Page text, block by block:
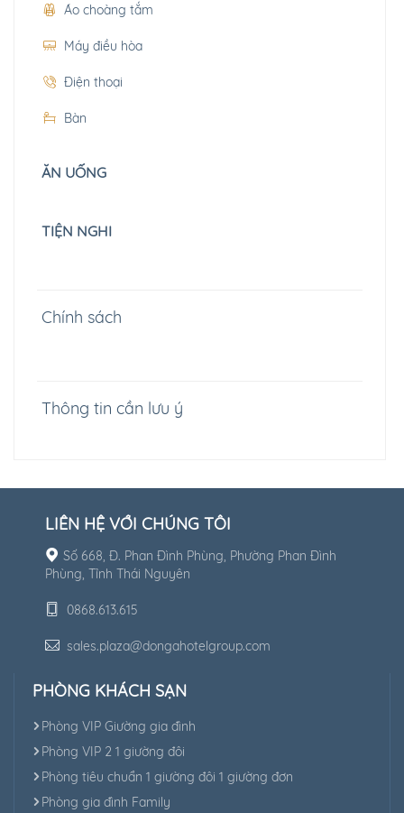
Áo choàng tắm
Máy điều hòa
Điện thoại
Bàn
ĂN UỐNG
TIỆN NGHI
Chính sách
Thông tin cần lưu ý
LIÊN HỆ VỚI CHÚNG TÔI
Số 668, Đ. Phan Đình Phùng, Phường Phan Đình
Phùng, Tỉnh Thái Nguyên
0868.613.615
sales.plaza@dongahotelgroup.com
PHÒNG KHÁCH SẠN
Phòng VIP Giường gia đình
Phòng VIP 2 1 giường đôi
Phòng tiêu chuẩn 1 giường đôi 1 giường đơn
Phòng gia đình Family